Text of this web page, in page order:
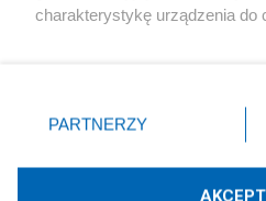
charakterystykę urządzenia do
zmienić/wycofać klikając
znajdujący się w lewym dolnym
rodzaje przetwarzania danych
użytkownika, ale masz prawo
PARTNERZY